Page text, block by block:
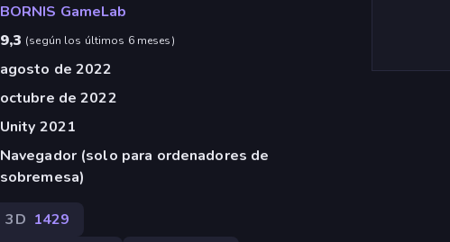
BORNIS GameLab
9,3 (según los últimos 6 meses)
agosto de 2022
octubre de 2022
Unity 2021
Navegador (solo para ordenadores de
sobremesa)
3D 1429